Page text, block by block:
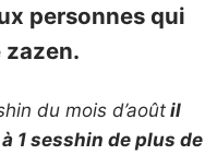
personnes qui
du mois d’août il
1 sesshin de plus de